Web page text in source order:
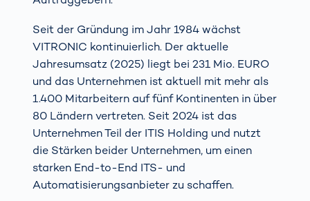
Seit der Gründung im Jahr 1984 wächst
VITRONIC kontinuierlich. Der aktuelle
Jahresumsatz (2025) liegt bei 231 Mio. EURO
und das Unternehmen ist aktuell mit mehr als
1.400 Mitarbeitern auf fünf Kontinenten in über
80 Ländern vertreten. Seit 2024 ist das
Unternehmen Teil der ITIS Holding und nutzt
die Stärken beider Unternehmen, um einen
starken End-to-End ITS- und
Automatisierungsanbieter zu schaffen.